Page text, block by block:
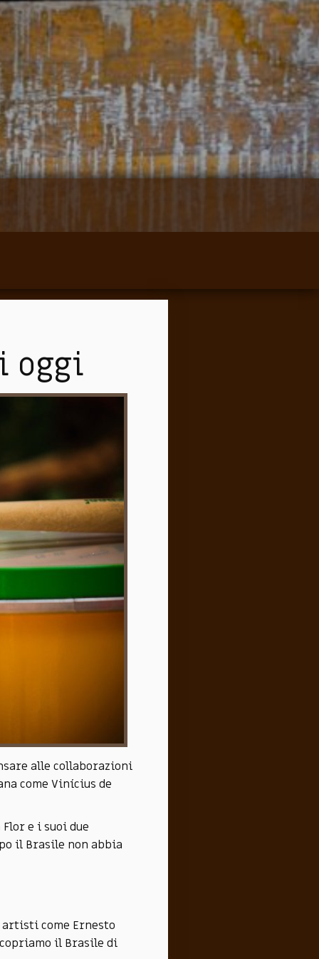
oggi
alle collaborazioni
come Vinícius de
e i suoi due
il Brasile non abbia
come Ernesto
il Brasile di